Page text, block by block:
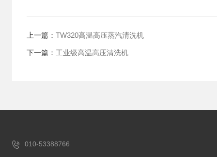
上一篇： TW320高温高压蒸汽清洗机
下一篇： 工业级高温高压清洗机
010-53388766